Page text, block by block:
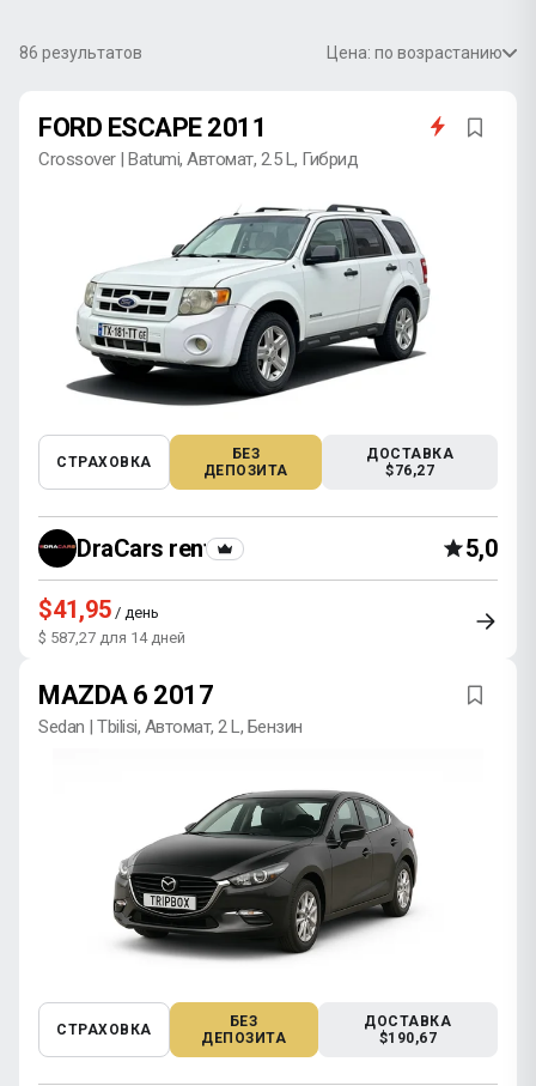
86 результатов Цена: по возрастанию
FORD ESCAPE 2011
Crossover | Batumi, Автомат, 2.5 L, Гибрид
СТРАХОВКА
БЕЗ
ДЕПОЗИТА
ДОСТАВКА
$76,27
DraCars rental 5,0
$41,95 / день
$ 587,27 для 14 дней
MAZDA 6 2017
Sedan | Tbilisi, Автомат, 2 L, Бензин
СТРАХОВКА
БЕЗ
ДЕПОЗИТА
ДОСТАВКА
$190,67